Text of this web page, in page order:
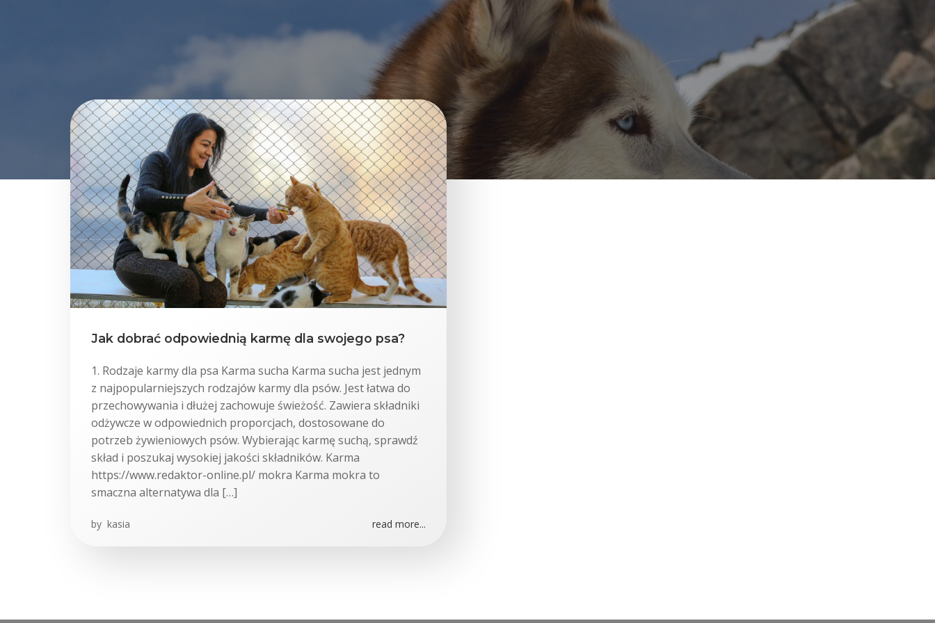
Jak dobrać odpowiednią karmę dla swojego psa?
1. Rodzaje karmy dla psa Karma sucha Karma sucha jest jednym
z najpopularniejszych rodzajów karmy dla psów. Jest łatwa do
przechowywania i dłużej zachowuje świeżość. Zawiera składniki
odżywcze w odpowiednich proporcjach, dostosowane do
potrzeb żywieniowych psów. Wybierając karmę suchą, sprawdź
skład i poszukaj wysokiej jakości składników. Karma
https://www.redaktor-online.pl/ mokra Karma mokra to
smaczna alternatywa dla […]
by kasia read more...